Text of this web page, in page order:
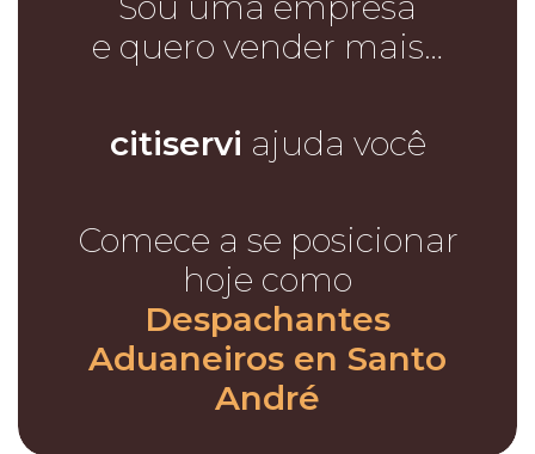
e quero vender mais…
citiservi ajuda você
Comece a se posicionar
hoje como
Despachantes
Aduaneiros en Santo
André